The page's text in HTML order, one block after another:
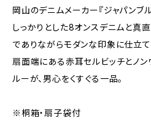
岡山のデニムメーカー『ジャパンブ
しっかりとした8オンスデニムと真
でありながらモダンな印象に仕立て
扇面端にある赤耳セルビッチとノン
ルーが、男心をくすぐる一品。
※桐箱・扇子袋付